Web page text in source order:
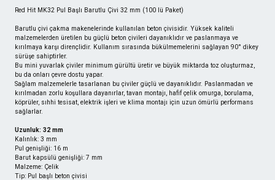
Red Hit MK32 Pul Başlı Barutlu Çivi 32 mm (100 lü Paket)
Barutlu çivi çakma makenelerinde kullanılan beton çivisidir. Yüksek kaliteli
malzemelerden üretilen bu güçlü beton çivileri dayanıklıdır ve paslanmaya ve
kırılmaya karşı dirençlidir. Kullanım sırasında bükülmemelerini sağlayan 90° dikey
sürüşe sahiptirler.
Bu mini yuvarlak çiviler minimum gürültü üretir ve büyük miktarda toz oluşturmaz,
bu da onları çevre dostu yapar.
Sağlam malzemelerle tasarlanan bu çiviler güçlü ve dayanıklıdır. Paslanmadan ve
kırılmadan zorlu koşullara dayanırlar, tavan montajı, hafif çelik omurga, borulama,
köprüler, sıhhi tesisat, elektrik işleri ve klima montajı için uzun ömürlü performans
sağlarlar.
Uzunluk: 32 mm
Kalınlık: 3 mm
Pul genişliği: 16 m
Barut kapsülü genişliği: 7 mm
Malzeme: Çelik
Tip: Pul başlı beton çivisi